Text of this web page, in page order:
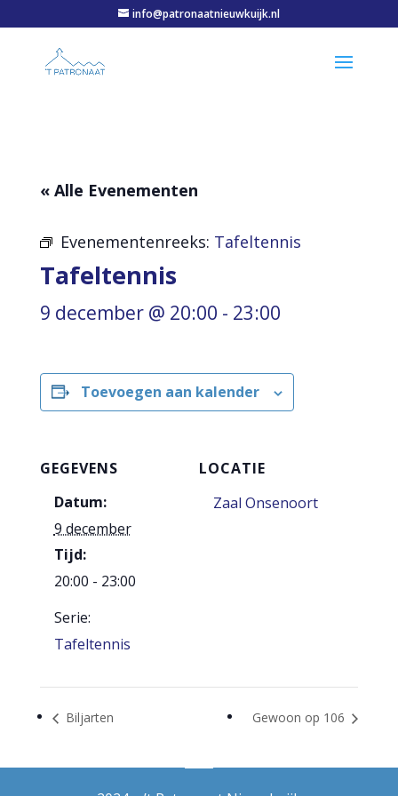
info@patronaatnieuwkuijk.nl
« Alle Evenementen
Evenementenreeks: Tafeltennis
Tafeltennis
9 december @ 20:00 - 23:00
Toevoegen aan kalender
GEGEVENS
Datum:
9 december
Tijd:
20:00 - 23:00
Serie:
Tafeltennis
LOCATIE
Zaal Onsenoort
Biljarten Gewoon op 106